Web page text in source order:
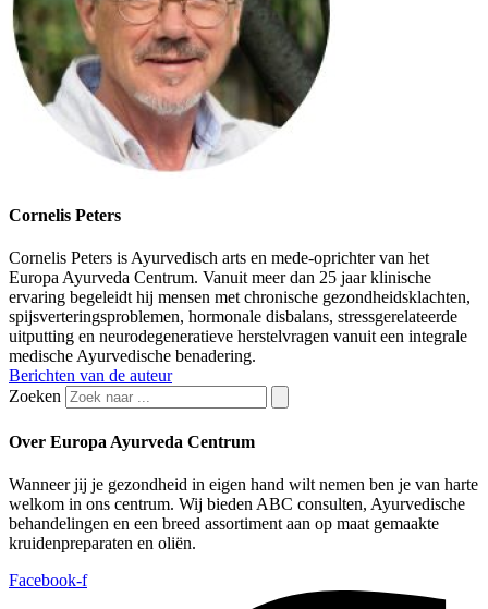
Cornelis Peters
Cornelis Peters is Ayurvedisch arts en mede-oprichter van het
Europa Ayurveda Centrum. Vanuit meer dan 25 jaar klinische
ervaring begeleidt hij mensen met chronische gezondheidsklachten,
spijsverteringsproblemen, hormonale disbalans, stressgerelateerde
uitputting en neurodegeneratieve herstelvragen vanuit een integrale
medische Ayurvedische benadering.
Berichten van de auteur
Zoeken
Over Europa Ayurveda Centrum
Wanneer jij je gezondheid in eigen hand wilt nemen ben je van harte
welkom in ons centrum. Wij bieden ABC consulten, Ayurvedische
behandelingen en een breed assortiment aan op maat gemaakte
kruidenpreparaten en oliën.
Facebook-f